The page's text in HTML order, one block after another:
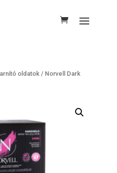
oldatok/ Norvell Dark